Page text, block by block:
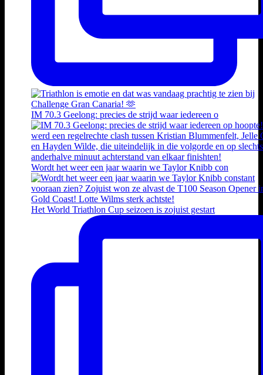
IM 70.3 Geelong: precies de strijd waar iedereen o
Wordt het weer een jaar waarin we Taylor Knibb con
Het World Triathlon Cup seizoen is zojuist gestart